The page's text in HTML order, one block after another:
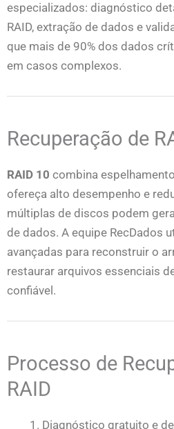
especializados: diagnóstico
RAID, extração de dados e
que mais de 90% dos dados
em casos complexos.
Recuperação de
RAID 10 combina
ofereça alto desempenho e
múltiplas de discos podem
de dados. A equipe RecDados
avançadas para reconstruir o
restaurar arquivos essenciais
confiável.
Processo de
RAID
Diagnóstico gratuito e